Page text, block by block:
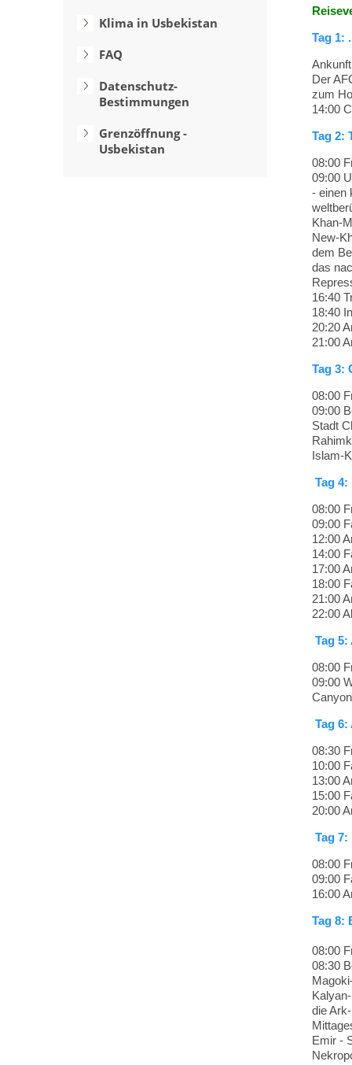
Klima in Usbekistan
FAQ
Datenschutz-
Bestimmungen
Grenzöffnung -
Usbekistan
Tag 1:
Der
zum
14:00
Tag 2:
08:00
09:00
- einen
Khan-
New-
dem
das
16:40
18:40
20:20
21:00
Tag 3:
08:00
09:00
Stadt
Islam-
Tag
08:00
09:00
12:00
14:00
17:00
18:00
21:00
22:00
Tag 5:
08:00
09:00
Tag
08:30
10:00
13:00
15:00
20:00
Tag
08:00
09:00
16:00
Tag 8:
08:00
08:30
die
Emir -